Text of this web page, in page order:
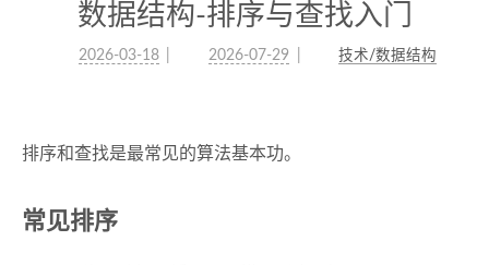
数据结构-排序与查找入门
2026-03-18 2026-07-29 技术/数据结构
排序和查找是最常见的算法基本功。
常见排序